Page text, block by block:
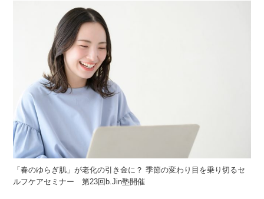
「春のゆらぎ肌」が老化の引き金に？ 季節の変わり目を乗り切るセ
ルフケアセミナー 第23回b.Jin塾開催